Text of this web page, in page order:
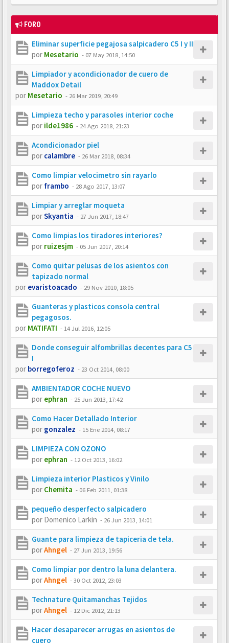
FORO
Eliminar superficie pegajosa salpicadero C5 I y II
por Mesetario - 07 May 2018, 14:50
Limpiador y acondicionador de cuero de
Maddox Detail
por Mesetario - 26 Mar 2019, 20:49
Limpieza techo y parasoles interior coche
por ilde1986 - 24 Ago 2018, 21:23
Acondicionador piel
por calambre - 26 Mar 2018, 08:34
Como limpiar velocimetro sin rayarlo
por frambo - 28 Ago 2017, 13:07
Limpiar y arreglar moqueta
porSkyantia - 27 Jun 2017, 18:47
Como limpias los tiradores interiores?
por ruizesjm - 05 Jun 2017, 20:14
Como quitar pelusas de los asientos con
tapizado normal
por evaristoacado - 29 Nov 2010, 18:05
Guanteras y plasticos consola central
pegagosos.
por MATIFATI - 14 Jul 2016, 12:05
Donde conseguir alfombrillas decentes para C5
I
por borregoferoz - 23 Oct 2014, 08:00
AMBIENTADOR COCHE NUEVO
por ephran - 25 Jun 2013, 17:42
Como Hacer Detallado Interior
por gonzalez - 15 Ene 2014, 08:17
LIMPIEZA CON OZONO
por ephran - 12 Oct 2013, 16:02
Limpieza interior Plasticos y Vinilo
por Chemita - 06 Feb 2011, 01:38
pequeño desperfecto salpicadero
por Domenico Larkin - 26 Jun 2013, 14:01
Guante para limpieza de tapiceria de tela.
porAhngel - 27 Jun 2013, 19:56
Como limpiar por dentro la luna delantera.
porAhngel -30 Oct 2012, 23:03
Technature Quitamanchas Tejidos
porAhngel - 12 Dic 2012, 21:13
Hacer desaparecer arrugas en asientos de
cuero